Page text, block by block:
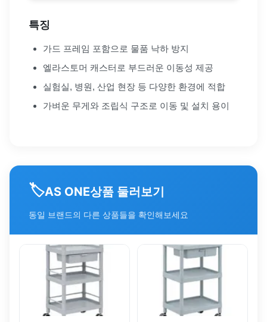
특징
가드 프레임 포함으로 물품 낙하 방지
엘라스토머 캐스터로 부드러운 이동성 제공
실험실, 병원, 산업 현장 등 다양한 환경에 적합
가벼운 무게와 조립식 구조로 이동 및 설치 용이
🏷️AS ONE상품 둘러보기
동일 브랜드의 다른 상품들을 확인해보세요